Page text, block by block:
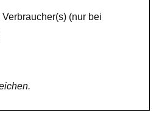
(nur bei